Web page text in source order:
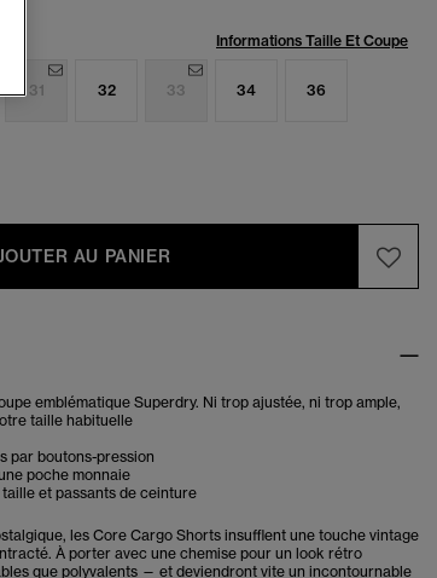
Informations Taille Et Coupe
31 32 33 34 36
AU PANIER
emblématique Superdry. Ni trop ajustée, ni trop ample,
taille habituelle
par boutons-pression
poche monnaie
et passants de ceinture
les Core Cargo Shorts insufflent une touche vintage
À porter avec une chemise pour un look rétro
que polyvalents — et deviendront vite un incontournable